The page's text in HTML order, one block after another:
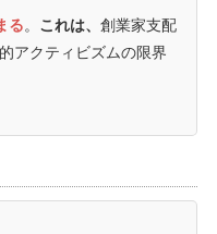
る。 これは、 創業家支配
アクティビズムの限界